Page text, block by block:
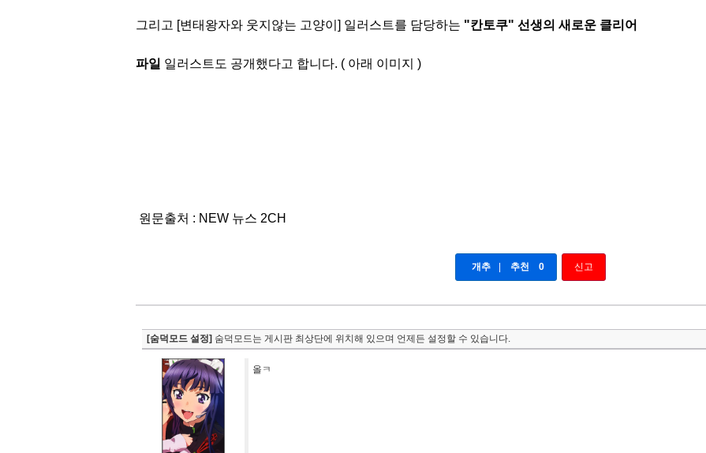
그리고 [변태왕자와 웃지않는 고양이] 일러스트를 담당하는 "칸토쿠" 선생의 새로운 클리어
파일 일러스트도 공개 했다고 합니다. ( 아래 이미지 )
원문출처 : NEW 뉴스 2CH
개추 추천 0 신고
[숨덕모드 설정] 숨덕모드는 게시판 최상단에 위치해 있으며 언제든 설정할 수 있습니다.
올ㅋ